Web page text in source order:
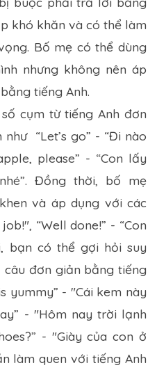
khó khăn và có thể làm
Bố mẹ có thể dùng
nhưng không nên áp
tiếng Anh.
cụm từ tiếng Anh đơn
“Let’s go” - “Đi nào
please” - “Con lấy
Đồng thời, bố mẹ
và áp dụng với các
“Well done!” - “Con
bạn có thể gợi hỏi suy
đơn giản bằng tiếng
yummy” - "Cái kem này
- "Hôm nay trời lạnh
- "Giày của con ở
làm quen với tiếng Anh